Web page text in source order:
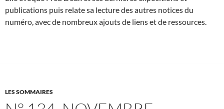
publications puis relate sa lecture des autres notices du
numéro, avec de nombreux ajouts de liens et de ressources.
LES SOMMAIRES